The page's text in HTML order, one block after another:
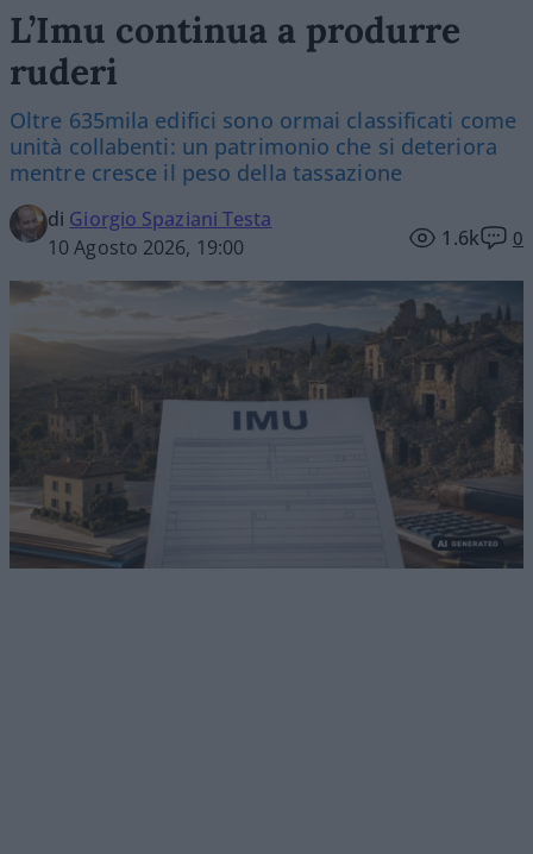
L’Imu continua a produrre
ruderi
Oltre 635mila edifici sono ormai classificati come
unità collabenti: un patrimonio che si deteriora
mentre cresce il peso della tassazione
di Giorgio Spaziani Testa
10 Agosto 2026, 19:00
1.6k 0